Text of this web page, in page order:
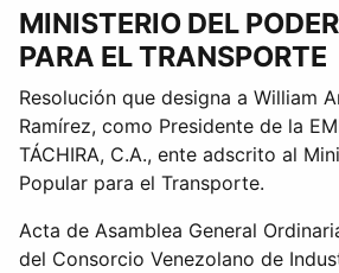
MINISTERIO DEL
PARA EL TRANSPORTE
Resolución que designa a William
Ramírez, como Presidente de la
TÁCHIRA, C.A., ente adscrito al
Popular para el Transporte.
Acta de Asamblea General
del Consorcio Venezolano de